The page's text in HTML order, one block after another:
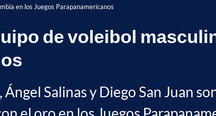
en los Juegos Parapanamericanos
de voleibol
Salinas y Diego San Juan